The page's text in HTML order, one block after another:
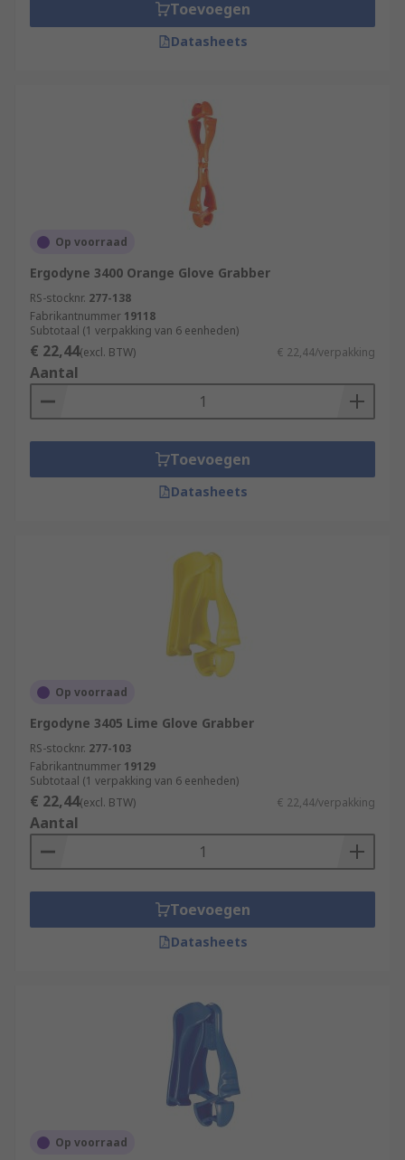
Toevoegen
Datasheets
Op voorraad
Ergodyne 3400 Orange Glove Grabber
RS-stocknr. 277-138
Fabrikantnummer 19118
Subtotaal (1 verpakking van 6 eenheden)
€ 22,44(excl. BTW) € 22,44/verpakking
Aantal
Toevoegen
Datasheets
Op voorraad
Ergodyne 3405 Lime Glove Grabber
RS-stocknr. 277-103
Fabrikantnummer 19129
Subtotaal (1 verpakking van 6 eenheden)
€ 22,44(excl. BTW) € 22,44/verpakking
Aantal
Toevoegen
Datasheets
Op voorraad